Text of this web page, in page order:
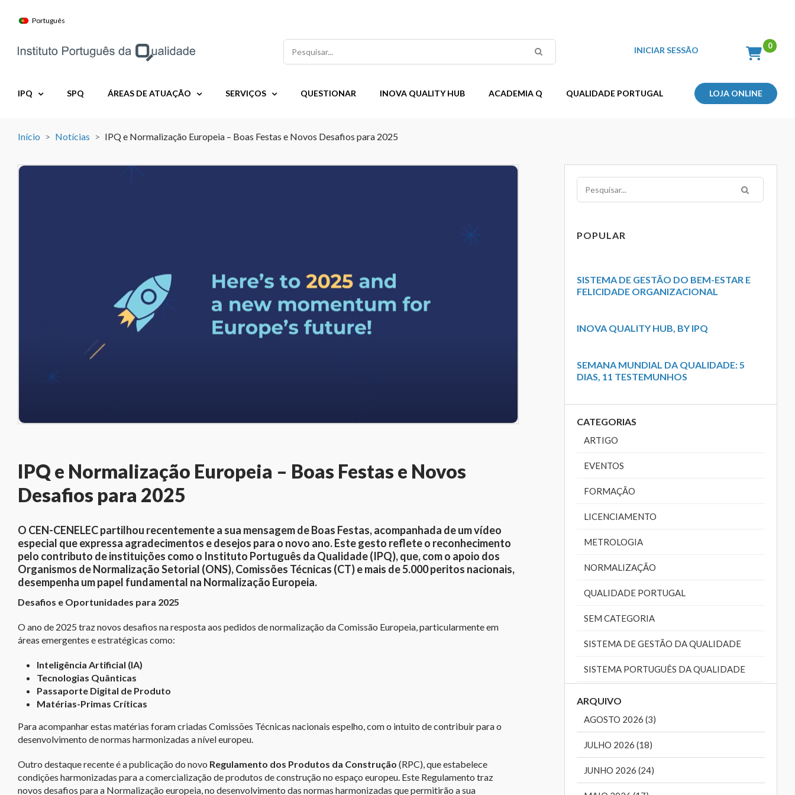
Português
Pesquisar INICIAR SESSÃO
IPQ SPQ ÁREAS DE ATUAÇÃO SERVIÇOS QUESTIONAR INOVA QUALITY HUB ACADEMIA Q QUALIDADE PORTUGAL LOJA ONLINE
Início Notícias IPQ e Normalização Europeia – Boas Festas e Novos Desafios para 2025
View
IPQ e Normalização Europeia – Boas Festas e Novos
Desafios para 2025
O CEN-CENELEC partilhou recentemente a sua mensagem de Boas Festas, acompanhada de um vídeo
especial que expressa agradecimentos e desejos para o novo ano. Este gesto reflete o reconhecimento
pelo contributo de instituições como o Instituto Português da Qualidade (IPQ), que, com o apoio dos
Organismos de Normalização Setorial (ONS), Comissões Técnicas (CT) e mais de 5.000 peritos nacionais,
desempenha um papel fundamental na Normalização Europeia.
Desafios e Oportunidades para 2025
O ano de 2025 traz novos desafios na resposta aos pedidos de normalização da Comissão Europeia, particularmente em
áreas emergentes e estratégicas como:
Inteligência Artificial (IA)
Tecnologias Quânticas
Passaporte Digital de Produto
Matérias-Primas Críticas
Para acompanhar estas matérias foram criadas Comissões Técnicas nacionais espelho, com o intuito de contribuir para o
desenvolvimento de normas harmonizadas a nível europeu.
Outro destaque recente é a publicação do novo Regulamento dos Produtos da Construção (RPC), que estabelece
condições harmonizadas para a comercialização de produtos de construção no espaço europeu. Este Regulamento traz
novos desafios para a Normalização europeia, no desenvolvimento das normas harmonizadas que permitirão a sua
Pesquisar
POPULAR
SISTEMA DE GESTÃO DO BEM-ESTAR E
FELICIDADE ORGANIZACIONAL
INOVA QUALITY HUB, BY IPQ
SEMANA MUNDIAL DA QUALIDADE: 5
DIAS, 11 TESTEMUNHOS
CATEGORIAS
ARTIGO
EVENTOS
FORMAÇÃO
LICENCIAMENTO
METROLOGIA
NORMALIZAÇÃO
QUALIDADE PORTUGAL
SEM CATEGORIA
SISTEMA DE GESTÃO DA QUALIDADE
SISTEMA PORTUGUÊS DA QUALIDADE
ARQUIVO
AGOSTO 2026 (3)
JULHO 2026 (18)
JUNHO 2026 (24)